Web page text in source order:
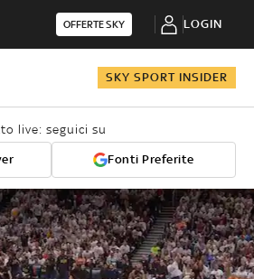
OFFERTE SKY LOGIN
SKY SPORT INSIDER
live: seguici su
Fonti Preferite